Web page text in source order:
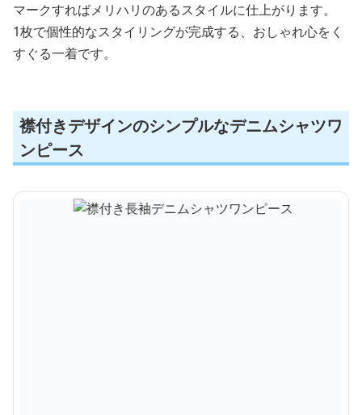
マークすればメリハリのあるスタイルに仕上がります。
1枚で個性的なスタイリングが完成する、おしゃれ心をく
すぐる一着です。
襟付きデザインのシンプルなデニムシャツワ
ンピース